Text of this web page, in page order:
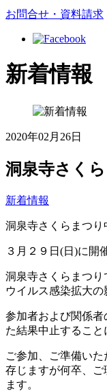
お問合せ・資料請求
新着情報
2020年02月26日
洞泉寺さく
新着情報
洞泉寺さくらまつり
３月２９日(日)に開
洞泉寺さくらまつ
ウイルス感染拡大の
参加者および関係
た結果中止すること
ご参加、ご準備い
存じますが何卒、
ます。